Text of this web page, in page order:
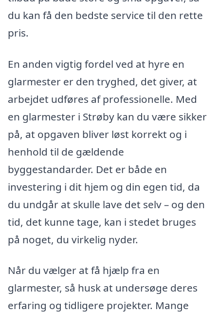
du kan få den bedste service til den rette
pris.
En anden vigtig fordel ved at hyre en
glarmester er den tryghed, det giver, at
arbejdet udføres af professionelle. Med
en glarmester i Strøby kan du være sikker
på, at opgaven bliver løst korrekt og i
henhold til de gældende
byggestandarder. Det er både en
investering i dit hjem og din egen tid, da
du undgår at skulle lave det selv – og den
tid, det kunne tage, kan i stedet bruges
på noget, du virkelig nyder.
Når du vælger at få hjælp fra en
glarmester, så husk at undersøge deres
erfaring og tidligere projekter. Mange